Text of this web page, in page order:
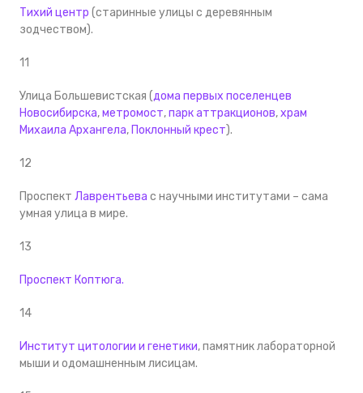
Тихий центр (старинные улицы с деревянным
зодчеством).
11
Улица Большевистская (дома первых поселенцев
Новосибирска,метромост,парк аттракционов,храм
Михаила Архангела, Поклонный крест).
12
Проспект Лаврентьева с научными институтами – сама
умная улица в мире.
13
Проспект Коптюга.
14
Институт цитологии и генетики, памятник лабораторной
мыши и одомашненным лисицам.